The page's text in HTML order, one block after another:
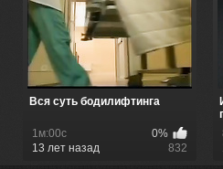
Вся суть бодилифтинга
1м:00с
0%
13 лет назад
832